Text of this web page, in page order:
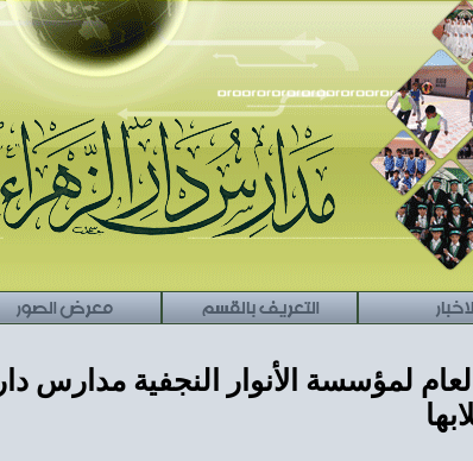
التعريف بالقسم معرض الصور
لمؤسسة الأنوار النجفية مدارس